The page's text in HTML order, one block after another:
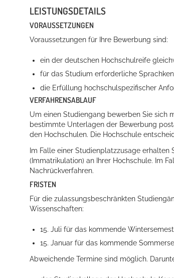
Erleben in Hockenheim
Spaß unter prickelnden Wasserfällen, das
LEISTUNGSDETAILS
VORAUSSETZUNGEN
Voraussetzungen für Ihre Bewerbung sind:
ein der deutschen Hochschulreife
für das Studium erforderliche
die Erfüllung hochschulspezifischer
VERFAHRENSABLAUF
Um einen Studiengang bewerben Sie sich
bestimmte Unterlagen der Bewerbung
den Hochschulen. Die Hochschule
Im Falle einer Studienplatzzusage
(Immatrikulation) an Ihrer Hochschule. Im
Nachrückverfahren.
FRISTEN
Für die zulassungsbeschränkten
Wissenschaften:
15. Juli für das kommende
15. Januar für das kommende
Abweichende Termine sind möglich.